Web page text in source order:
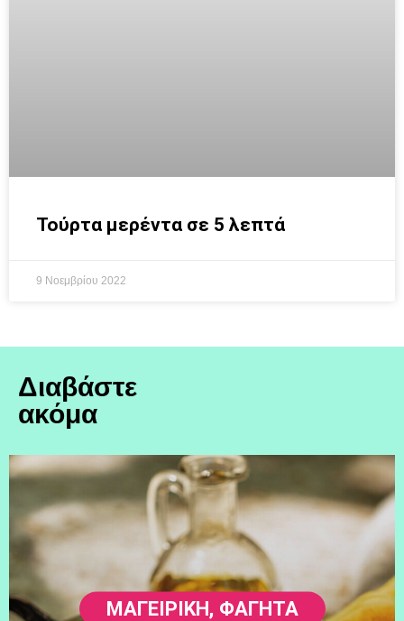
Τούρτα μερέντα σε 5 λεπτά
9 Νοεμβρίου 2022
Διαβάστε
ακόμα
ΜΑΓΕΙΡΙΚΗ, ΦΑΓΗΤΆ